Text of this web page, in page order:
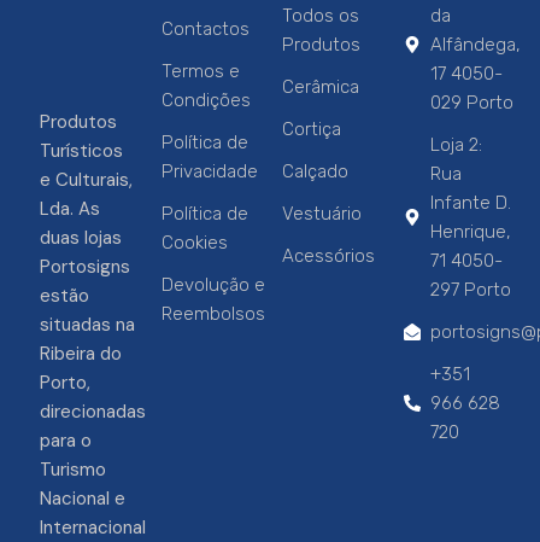
Produtos
Turísticos
e Culturais,
Lda. As
duas lojas
Portosigns
estão
situadas na
Ribeira do
Porto,
direcionadas
para o
Turismo
Nacional e
Internacional
Contactos
Termos e
Condições
Política de
Privacidade
Política de
Cookies
Devolução e
Reembolsos
Todos os
Produtos
Cerâmica
Cortiça
Calçado
Vestuário
Acessórios
da
Alfândega,
17 4050-
029 Porto
Loja 2:
Rua
Infante D.
Henrique,
71 4050-
297 Porto
+351
966 628
720